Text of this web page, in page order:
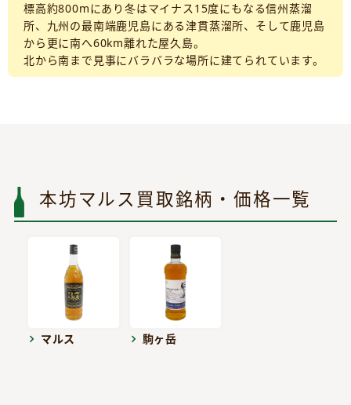
標高約800mにあり冬はマイナス15度にもなる信州蒸溜
所、九州の最南端鹿児島にある津貫蒸溜所、そして鹿児島
から更に南へ60km離れた屋久島。
北から南まで見事にバラバラな場所に建てられています。
本坊マルス買取銘柄・価格一覧
マルス 駒ヶ岳